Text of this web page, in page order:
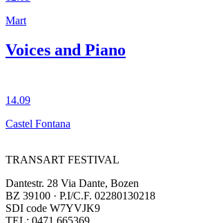
Mart
Voices and Piano
14.09
Castel Fontana
TRANSART FESTIVAL
Dantestr. 28 Via Dante, Bozen
BZ 39100 · P.I/C.F. 02280130218
SDI code W7YVJK9
TEL: 0471 665369